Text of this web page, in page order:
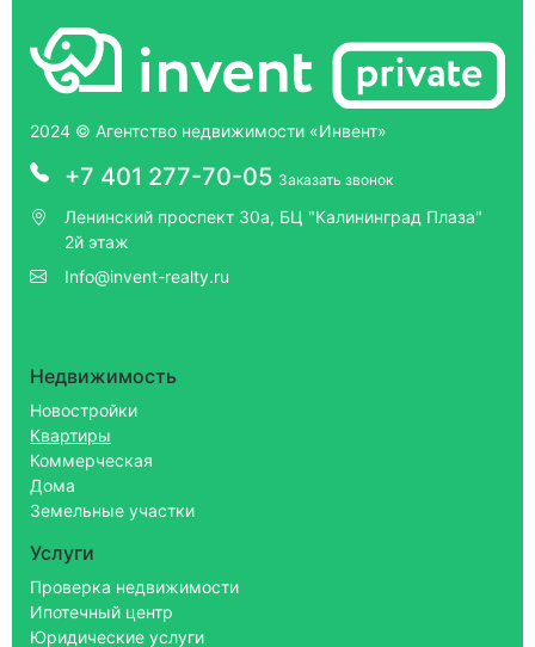
2024 © Агентство недвижимости «Инвент»
+7 401 277-70-05 Заказать звонок
Ленинский проспект 30а, БЦ "Калининград Плаза"
2й этаж
Info@invent-realty.ru
Недвижимость
Новостройки
Квартиры
Коммерческая
Дома
Земельные участки
Услуги
Проверка недвижимости
Ипотечный центр
Юридические услуги